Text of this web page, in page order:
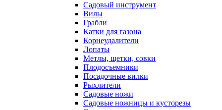
Садовый инструмент
Вилы
Грабли
Катки для газона
Корнеудалители
Лопаты
Метлы, щетки, совки
Плодосъемники
Посадочные вилки
Рыхлители
Садовые ножи
Садовые ножницы и кусторезы